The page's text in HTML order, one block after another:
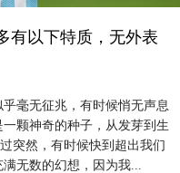
有以下特质，无外表
毫无征兆，有时候悄无声息
颗神奇的种子，从发芽到生
突然，有时候快到超出我们
无数的幻想，因为我...